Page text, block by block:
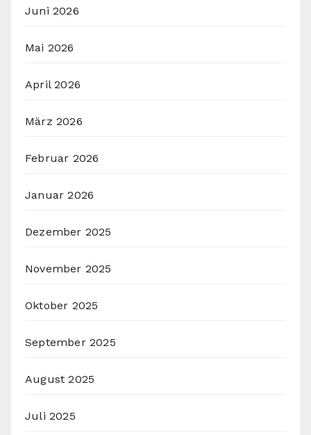
Juni 2026
Mai 2026
April 2026
März 2026
Februar 2026
Januar 2026
Dezember 2025
November 2025
Oktober 2025
September 2025
August 2025
Juli 2025